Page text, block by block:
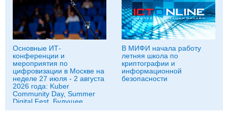
Основные ИТ-
конференции и
мероприятия по
цифровизации в Москве на
неделе 27 июля - 2 августа
2026 года: Kuber
Community Day, Summer
Digital Fest, Будущее
исследований в
В МИФИ начала работу
летняя школа по
криптографии и
информационной
безопасности